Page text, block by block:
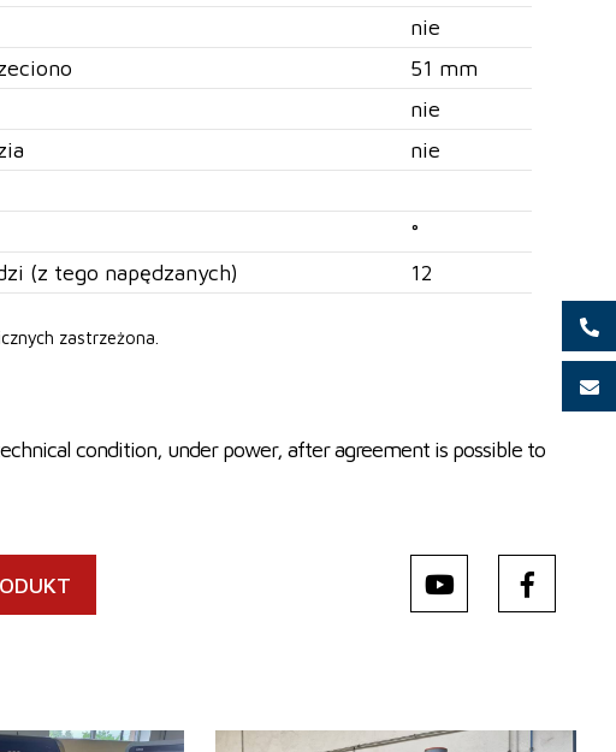
nie
51 mm
nie
nie
°
(z tego napędzanych)
12
zastrzeżona.
condition, under power, after agreement is possible to